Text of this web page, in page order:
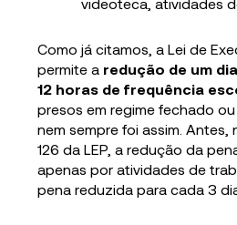
videoteca, atividades
Como já citamos, a Lei de
permite a redução de um
12 horas de frequência
presos em regime fechado ou
nem sempre foi assim.
126 da LEP, a redução da
apenas por atividades de
pena reduzida para cada 3